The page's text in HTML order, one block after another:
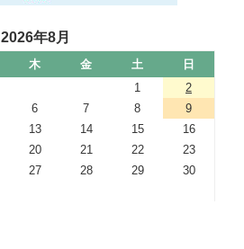
2026年8月
木 金 土
日
1
2
6 7 8
9
13 14 15
16
20 21 22
23
27 28 29
30